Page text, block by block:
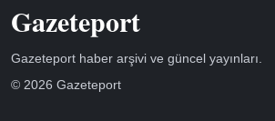
Gazeteport
Gazeteport haber arşivi ve güncel yayınları.
© 2026 Gazeteport